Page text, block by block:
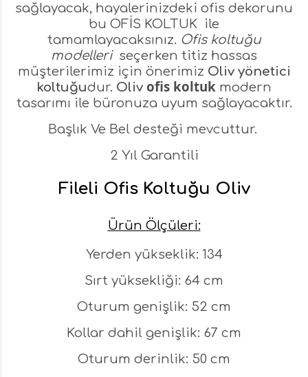
sağlayacak, hayalerinizdeki ofis dekorunu
bu OFİS KOLTUK ile
tamamlayacaksınız. Ofis koltuğu
modelleri seçerken titiz hassas
müşterilerimiz için önerimiz Oliv yönetici
koltuğudur. Oliv ofis koltuk modern
tasarımı ile büronuza uyum sağlayacaktır.
Başlık Ve Bel desteği mevcuttur.
2 Yıl Garantili
Fileli Ofis Koltuğu Oliv
Ürün Ölçüleri:
Yerden yükseklik: 134
Sırt yüksekliği: 64 cm
Oturum genişlik: 52 cm
Kollar dahil genişlik: 67 cm
Oturum derinlik: 50 cm